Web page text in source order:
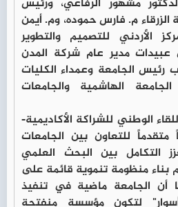
مشهور الرفاعي، ورئيس
م. فارس حموده، وم. أيمن
الأردني للتصميم والتطوير
مدير عام شركة المدن
رئيس الجامعة وعمداء الكليات
الهاشمية والجامعات
الوطني للشراكة الأكاديمية-
متقدماً للتعاون بين الجامعات
التكامل بين البحث العلمي
بناء منظومة تنموية قائمة على
أن الجامعة ماضية في تنفيذ
لتكون مؤسسة منفتحة